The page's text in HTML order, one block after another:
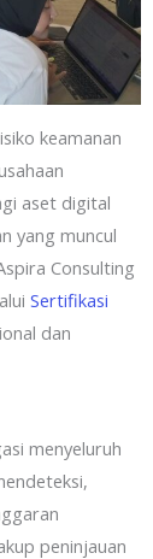
keamanan
aset digital
yang muncul
Consulting
Sertifikasi
dan
menyeluruh
peninjauan